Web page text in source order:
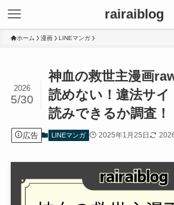
rairaiblog
ホーム 漫画 LINEマンガ
神血の救世主漫画
読めない！違法サイ
読みできるか調査！
2026
5/30
広告 LINEマンガ 2025年1月25日